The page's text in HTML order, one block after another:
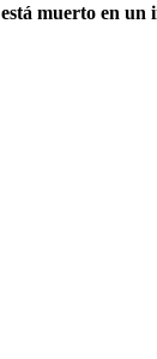
muerto en un